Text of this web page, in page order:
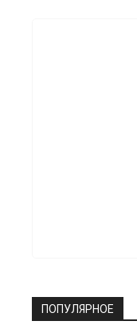
ПОПУЛЯРНОЕ